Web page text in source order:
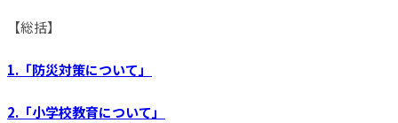
【総括】
1.「防災対策について」
2.「小学校教育について」